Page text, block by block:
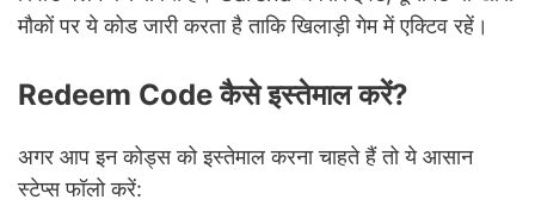
मौकों पर ये कोड जारी करता है ताकि खिलाड़ी गेम में एक्टिव रहें।
Redeem Code कैसे इस्तेमाल करें?
अगर आप इन कोड्स को इस्तेमाल करना चाहते हैं तो ये आसान
स्टेप्स फॉलो करें: